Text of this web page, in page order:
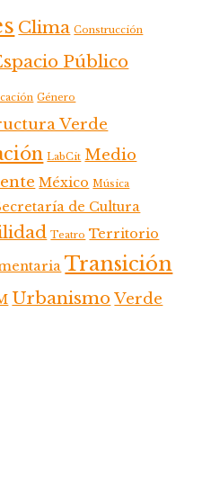
Clima Construcción
Público
Género
Verde
LabCit Medio
México Música
de Cultura
Teatro Territorio
Transición
Urbanismo Verde